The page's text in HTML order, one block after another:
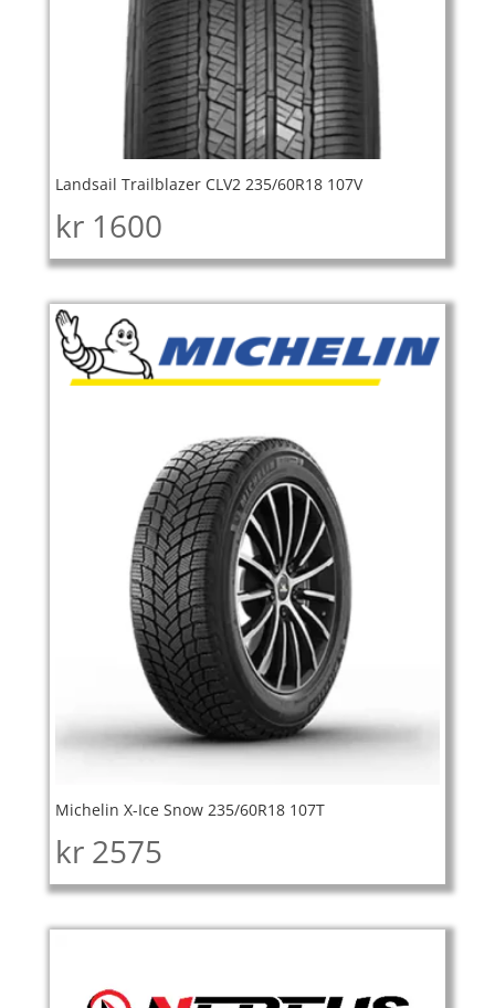
Landsail Trailblazer CLV2 235/60R18 107V
kr 1600
Michelin X-Ice Snow 235/60R18 107T
kr 2575